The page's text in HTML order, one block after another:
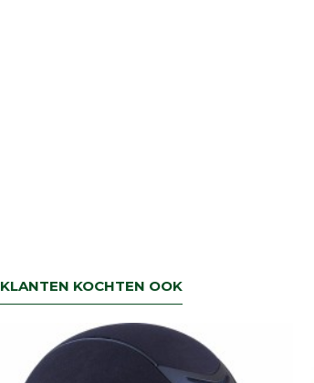
KLANTEN KOCHTEN OOK